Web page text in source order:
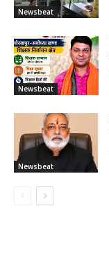
Newsbeat
Newsbeat
Newsbeat